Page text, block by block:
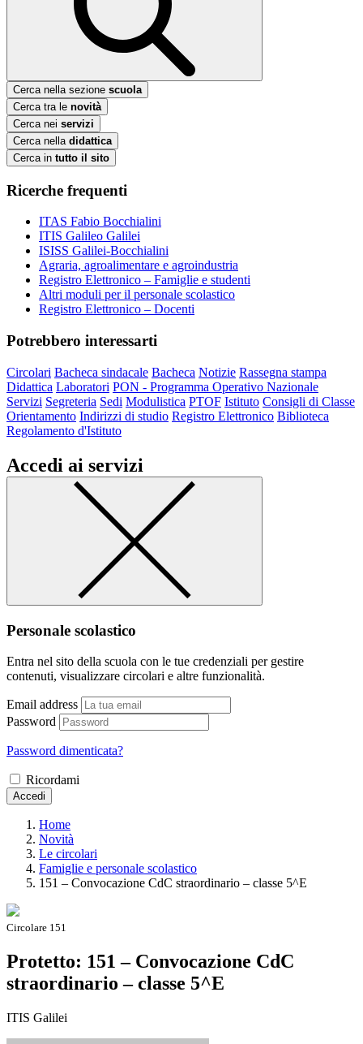
Cerca nella sezione scuola
Cerca tra le novità
Cerca nei servizi
Cerca nella didattica
Cerca in tutto il sito
Ricerche frequenti
ITAS Fabio Bocchialini
ITIS Galileo Galilei
ISISS Galilei-Bocchialini
Agraria, agroalimentare e agroindustria
Registro Elettronico – Famiglie e studenti
Altri moduli per il personale scolastico
Registro Elettronico – Docenti
Potrebbero interessarti
Circolari Bacheca sindacale Bacheca Notizie Rassegna stampa
Didattica Laboratori PON - Programma Operativo Nazionale
Servizi Segreteria Sedi Modulistica PTOF Istituto Consigli di Classe
Orientamento Indirizzi di studio Registro Elettronico Biblioteca
Regolamento d'Istituto
Accedi ai servizi
Personale scolastico
Entra nel sito della scuola con le tue credenziali per gestire
contenuti, visualizzare circolari e altre funzionalità.
Email address
Password
Password dimenticata?
Ricordami
Accedi
Home
Novità
Le circolari
Famiglie e personale scolastico
151 – Convocazione CdC straordinario – classe 5^E
Circolare 151
Protetto: 151 – Convocazione CdC
straordinario – classe 5^E
ITIS Galilei